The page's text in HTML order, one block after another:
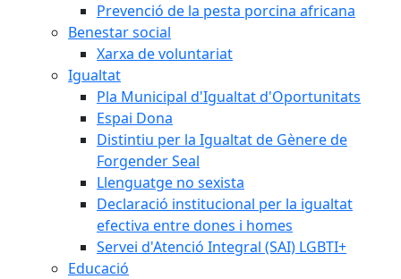
Prevenció de la pesta porcina africana
Benestar social
Xarxa de voluntariat
Igualtat
Pla Municipal d'Igualtat d'Oportunitats
Espai Dona
Distintiu per la Igualtat de Gènere de
Forgender Seal
Llenguatge no sexista
Declaració institucional per la igualtat
efectiva entre dones i homes
Servei d'Atenció Integral (SAI) LGBTI+
Educació